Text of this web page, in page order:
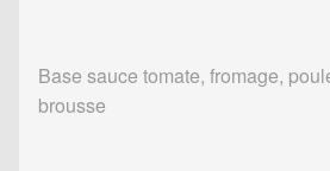
Base sauce tomate, fromage,
brousse